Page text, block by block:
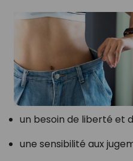
un besoin de liberté et
une sensibilité aux